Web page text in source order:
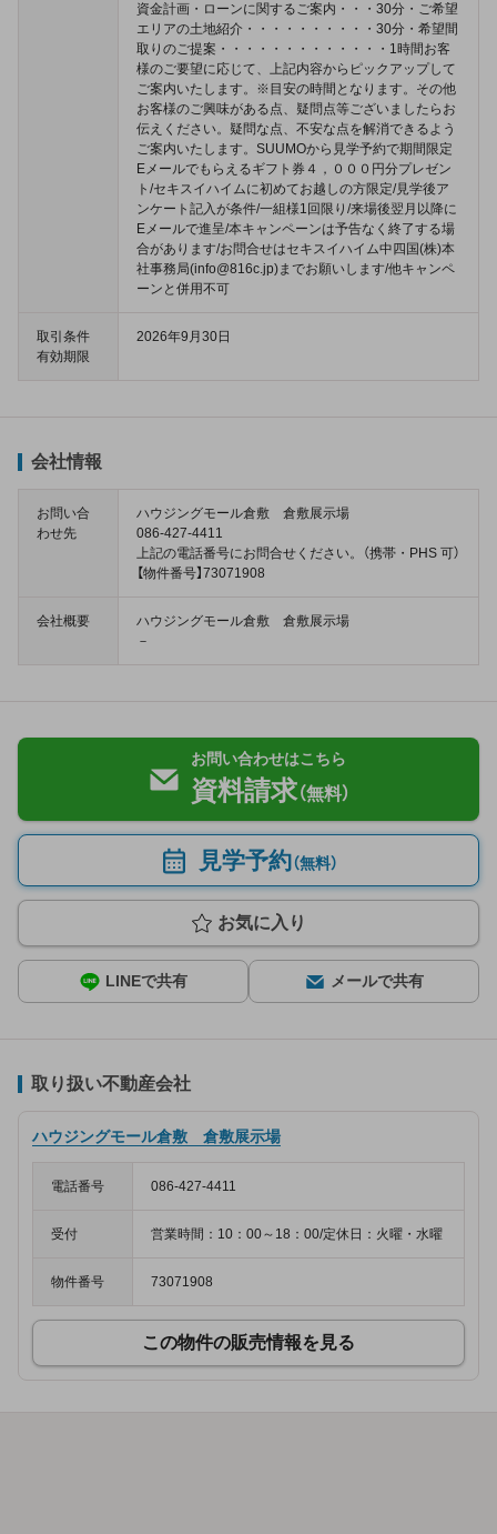
資金計画・ローンに関するご案内・・・30分・ご希望
エリアの土地紹介・・・・・・・・・・30分・希望間
取りのご提案・・・・・・・・・・・・・1時間お客
様のご要望に応じて、上記内容からピックアップして
ご案内いたします。※目安の時間となります。その他
お客様のご興味がある点、疑問点等ございましたらお
伝えください。疑問な点、不安な点を解消できるよう
ご案内いたします。SUUMOから見学予約で期間限定
Eメールでもらえるギフト券４，０００円分プレゼン
ト/セキスイハイムに初めてお越しの方限定/見学後ア
ンケート記入が条件/一組様1回限り/来場後翌月以降に
Eメールで進呈/本キャンペーンは予告なく終了する場
合があります/お問合せはセキスイハイム中四国(株)本
社事務局(info@816c.jp)までお願いします/他キャンペ
ーンと併用不可
取引条件
有効期限
2026年9月30日
会社情報
お問い合
わせ先
ハウジングモール倉敷 倉敷展示場
086-427-4411
上記の電話番号にお問合せください。（携帯・PHS 可）
【物件番号】73071908
会社概要
ハウジングモール倉敷 倉敷展示場
－
お問い合わせはこちら
資料請求（無料）
見学予約（無料）
お気に入り
LINEで共有 メールで共有
取り扱い不動産会社
ハウジングモール倉敷 倉敷展示場
電話番号 086-427-4411
受付 営業時間：10：00～18：00/定休日：火曜・水曜
物件番号 73071908
この物件の販売情報を見る